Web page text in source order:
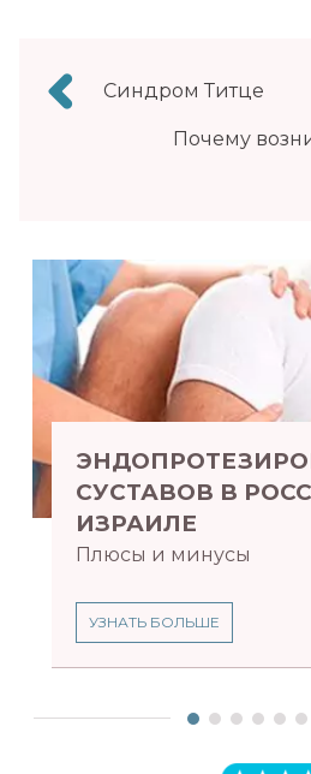
Навигация
по
записям
Синдром Титце
Почему
СУСТАВОВ В
ИЗРАИЛЕ
Плюсы и минусы
УЗНАТЬ БОЛЬШЕ